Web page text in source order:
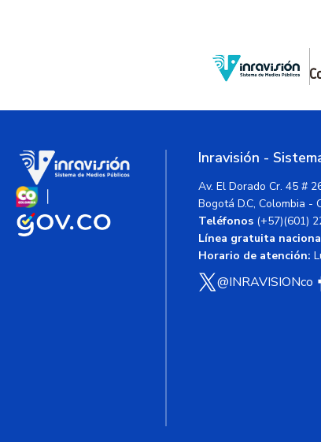
Inravisión -
Av. El Dorado Cr. 45 #
Bogotá D.C, Colombia -
Teléfonos (+57)(601)
Línea gratuita
Horario de atención:
@INRAVISIONco